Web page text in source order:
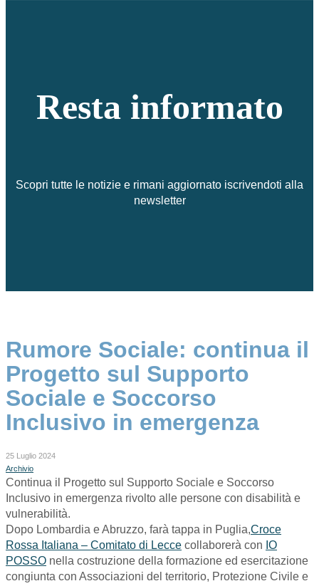
Resta informato
Scopri tutte le notizie e rimani aggiornato iscrivendoti alla
newsletter
Rumore Sociale: continua il
Progetto sul Supporto
Sociale e Soccorso
Inclusivo in emergenza
25 Luglio 2024
Archivio
Continua il Progetto sul Supporto Sociale e Soccorso
Inclusivo in emergenza rivolto alle persone con disabilità e
vulnerabilità.
Dopo Lombardia e Abruzzo, farà tappa in Puglia,Croce
Rossa Italiana – Comitato di Lecce collaborerà con IO
POSSO nella costruzione della formazione ed esercitazione
congiunta con Associazioni del territorio, Protezione Civile e